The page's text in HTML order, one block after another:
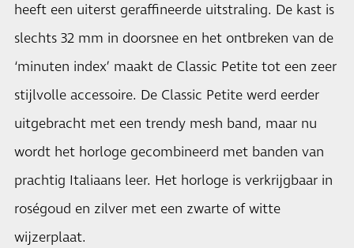
heeft een uiterst geraffineerde uitstraling. De kast is
slechts 32 mm in doorsnee en het ontbreken van de
‘minuten index’ maakt de Classic Petite tot een zeer
stijlvolle accessoire. De Classic Petite werd eerder
uitgebracht met een trendy mesh band, maar nu
wordt het horloge gecombineerd met banden van
prachtig Italiaans leer. Het horloge is verkrijgbaar in
roségoud en zilver met een zwarte of witte
wijzerplaat.